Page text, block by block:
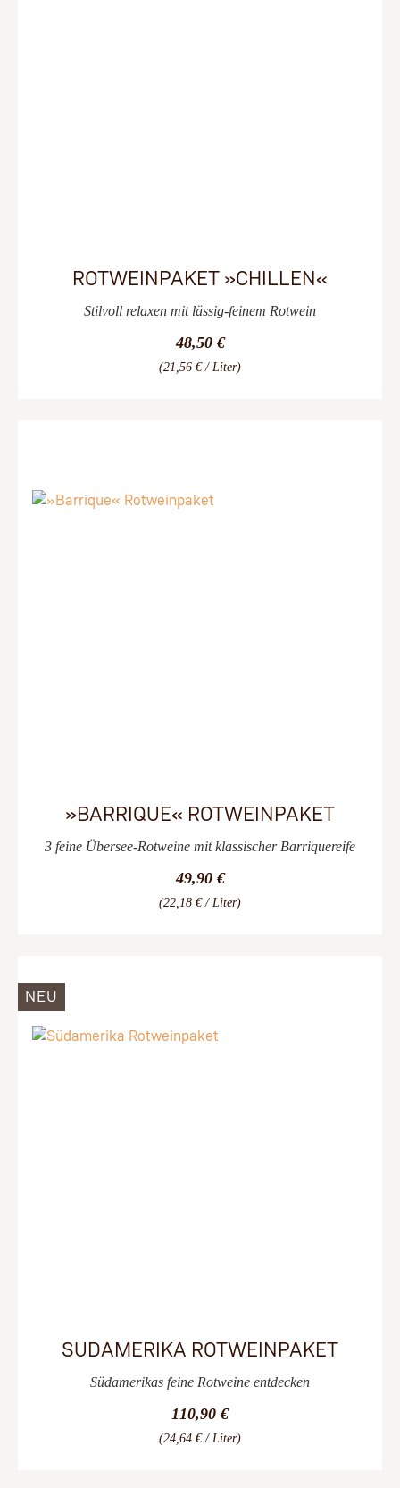
ROTWEINPAKET »CHILLEN«
Stilvoll relaxen mit lässig-feinem Rotwein
48,50 €
(21,56 € / Liter)
»BARRIQUE« ROTWEINPAKET
3 feine Übersee-Rotweine mit klassischer Barriquereife
49,90 €
(22,18 € / Liter)
NEU
SÜDAMERIKA ROTWEINPAKET
Südamerikas feine Rotweine entdecken
110,90 €
(24,64 € / Liter)